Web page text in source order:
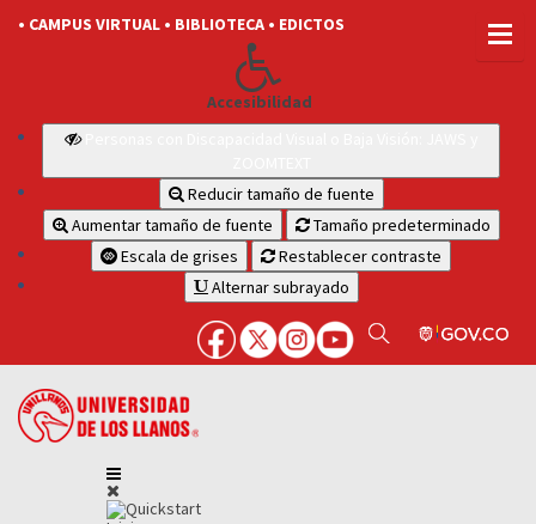
• CAMPUS VIRTUAL • BIBLIOTECA • EDICTOS
Accesibilidad
Reducir tamaño de fuente
Aumentar tamaño de fuente
Tamaño predeterminado
Escala de grises
Restablecer contraste
Alternar subrayado